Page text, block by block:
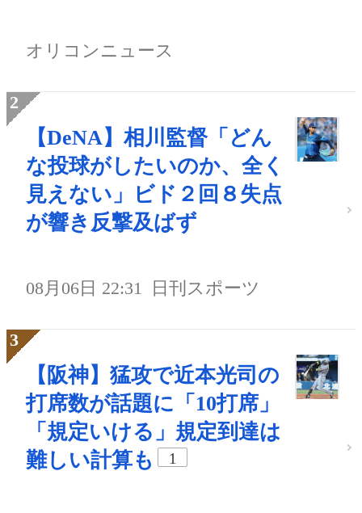
オリコンニュース
【DeNA】相川監督「どん
な投球がしたいのか、全く
見えない」ビド２回８失点
が響き反撃及ばず
08月06日 22:31 日刊スポーツ
【阪神】猛攻で近本光司の
打席数が話題に「10打席」
「規定いける」規定到達は
難しい計算も
1